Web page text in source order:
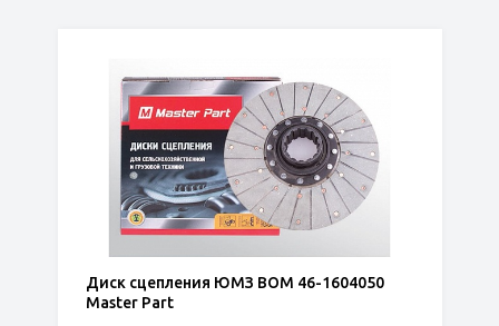
Диск сцепления ЮМЗ ВОМ 46-1604050
Master Part